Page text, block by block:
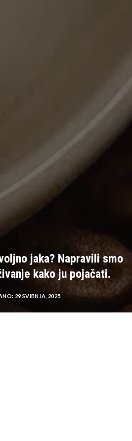
jaka? Napravili smo
kako ju pojačati.
29 SVIBNJA, 2025